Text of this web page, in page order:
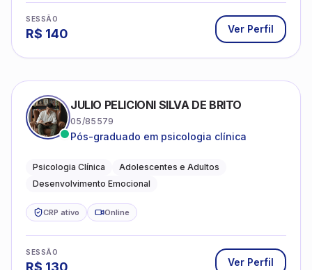
SESSÃO
R$ 140 Ver Perfil
JULIO PELICIONI SILVA DE BRITO
05/85579
Pós-graduado em psicologia clínica
Psicologia Clínica
Adolescentes e Adultos
Desenvolvimento Emocional
CRP ativo Online
SESSÃO
R$ 130 Ver Perfil